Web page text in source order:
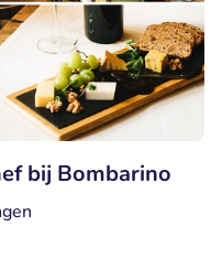
bij Bombarino